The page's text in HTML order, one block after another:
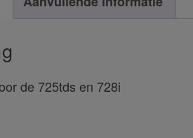
de 725tds en 728i